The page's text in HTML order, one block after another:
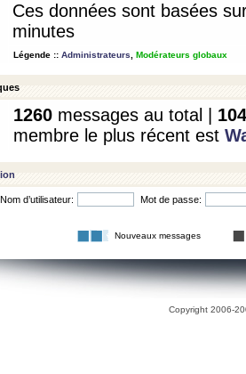
Ces données sont basées
minutes
Légende :: Administrateurs Modérateurs globaux
1260 messages au total | 104
membre le plus récent est
Nom d’utilisateur: Mot de passe:
Nouveaux messages
Copyright 2006-